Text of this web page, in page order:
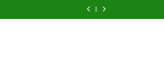
Wajib
Diketahui
BERDAYA